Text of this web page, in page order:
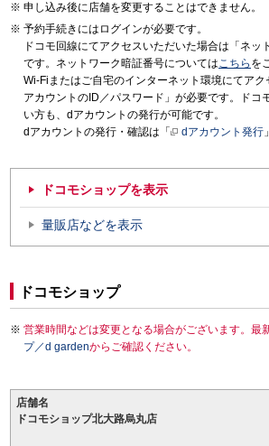
申し込み後に店舗を変更することはできません。
予約手続きにはログインが必要です。
ドコモ回線にてアクセスいただいた場合は「ネッ
です。ネットワーク暗証番号についてはこちら を
Wi-Fiまたはご自宅のインターネット環境にてア
アカウントのID／パスワード」が必要です。ドコ
い方も、dアカウントの発行が可能です。
dアカウントの発行・確認は「
dアカウント発行
ドコモショップを表示
量販店などを表示
ドコモショップ
営業時間などは変更となる場合がございます。最
プ／d gardenからご確認ください。
店舗名
ドコモショップ北大路烏丸店